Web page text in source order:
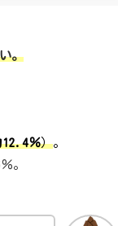
。
12.4％）。
。